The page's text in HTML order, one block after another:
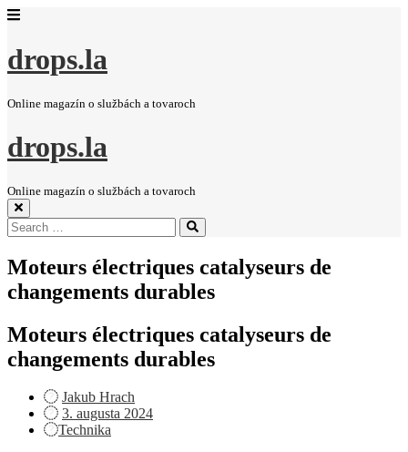
drops.la
Online magazín o službách a tovaroch
drops.la
Online magazín o službách a tovaroch
Search
for:
Search
Moteurs électriques catalyseurs de
changements durables
Moteurs électriques catalyseurs de
changements durables
Jakub Hrach
Posted
on
3. augusta 2024
Technika